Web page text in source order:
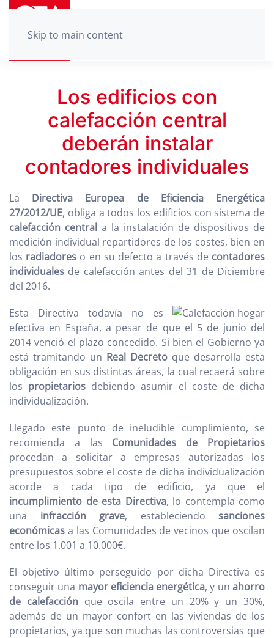
Skip to main content
Los edificios con
calefacción central
deberán instalar
contadores individuales
La Directiva Europea de Eficiencia Energética
27/2012/UE, obliga a todos los edificios con sistema de
calefacción central a la instalación de dispositivos de
medición individual repartidores de los costes, bien en
los radiadores o en su defecto a través de contadores
individuales de calefacción antes del 31 de Diciembre
del 2016.
Esta Directiva todavía no es
efectiva en España, a pesar de que el 5 de junio del
2014 venció el plazo concedido. Si bien el Gobierno ya
está tramitando un Real Decreto que desarrolla esta
obligación en sus distintas áreas, la cual recaerá sobre
los propietarios debiendo asumir el coste de dicha
individualización.
Llegado este punto de ineludible cumplimiento, se
recomienda a las Comunidades de Propietarios
procedan a solicitar a empresas autorizadas los
presupuestos sobre el coste de dicha individualización
acorde a cada tipo de edificio, ya que el
incumplimiento de esta Directiva, lo contempla como
una infracción grave, estableciendo sanciones
económicas a las Comunidades de vecinos que oscilan
entre los 1.001 a 10.000€.
El objetivo último perseguido por dicha Directiva es
conseguir una mayor eficiencia energética, y unahorro
de calefacciónque oscila entre un 20% y un 30%,
además de un mayor confort en las viviendas de los
propietarios, ya que son muchas las controversias que